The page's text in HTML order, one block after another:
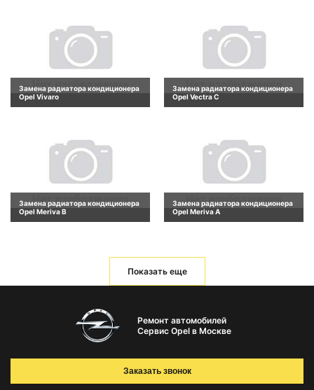
Замена радиатора кондиционера
Opel Vivaro
Замена радиатора кондиционера
Opel Vectra C
Замена радиатора кондиционера
Opel Meriva B
Замена радиатора кондиционера
Opel Meriva A
Показать еще
Ремонт автомобилей
Сервис Opel в Москве
Заказать звонок